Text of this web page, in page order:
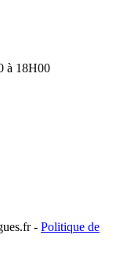
à 18H00
- Politique de